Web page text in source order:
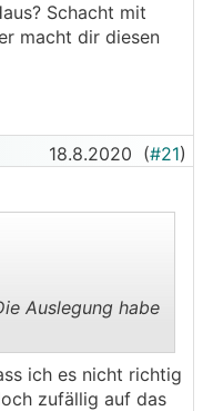
Schacht mit
macht dir diesen
18.8.2020 (#21)
Auslegung habe
wie?
ich es nicht richtig
zufällig auf das